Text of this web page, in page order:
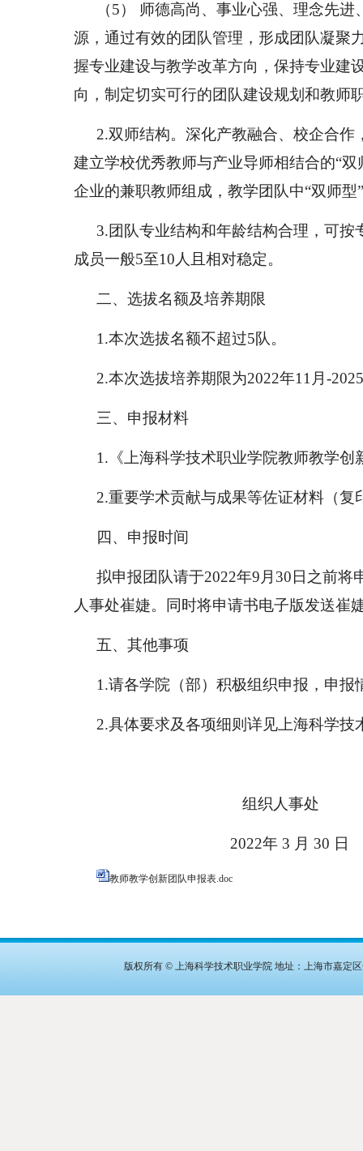
（5） 师德高尚、事业心强、理念先
源，通过有效的团队管理，形成团队凝聚
握专业建设与教学改革方向，保持专业建
向，制定切实可行的团队建设规划和教师
2.双师结构。深化产教融合、校企合
建立学校优秀教师与产业导师相结合的“双
企业的兼职教师组成，教学团队中“双师型”
3.团队专业结构和年龄结构合理，可
成员一般5至10 人且相对稳定。
二、选拔名额及培养期限
1.本次选拔名额不超过5队。
2.本次选拔培养期限为2022年11 月 -2025
三、申报材料
1. 《上海科学技术职业学院教师教学
2.重要学术贡献与成果等佐证材料（复
四、申报时间
拟申报团队请于2022年9 月 30 日之前将
人事处崔婕。同时将申请书电子版发送崔
五、其他事项
1.请各学院（部）积极组织申报，申
2.具体要求及各项细则详见上海科学
组织人事处
2022年 3 月 30 日
教师教学创新团队申报表.doc
版权所有 © 上海科学技术职业学院 地址：上海市嘉定区